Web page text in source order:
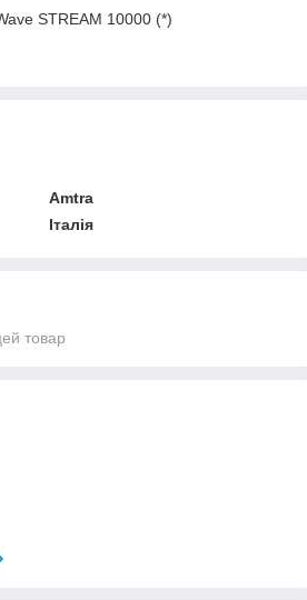
STREAM 10000 (*)
Amtra
Італія
товар